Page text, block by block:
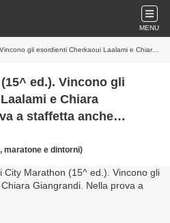
MENU
Laalami e Chiara Giangrandi. Nella prova a staffetta anche Gelindo Bordin
ed.). Vincono gli
e Chiara
a staffetta anche
maratone e dintorni)